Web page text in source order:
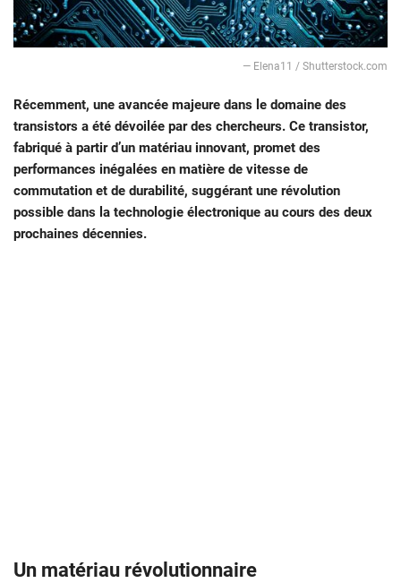
— Elena11 / Shutterstock.com
Récemment, une avancée majeure dans le domaine des
transistors a été dévoilée par des chercheurs. Ce transistor,
fabriqué à partir d’un matériau innovant, promet des
performances inégalées en matière de vitesse de
commutation et de durabilité, suggérant une révolution
possible dans la technologie électronique au cours des deux
prochaines décennies.
Un matériau révolutionnaire